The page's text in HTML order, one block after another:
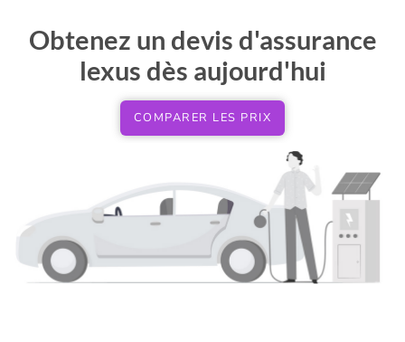
Obtenez un devis d'assurance
lexus dès aujourd'hui
COMPARER LES PRIX